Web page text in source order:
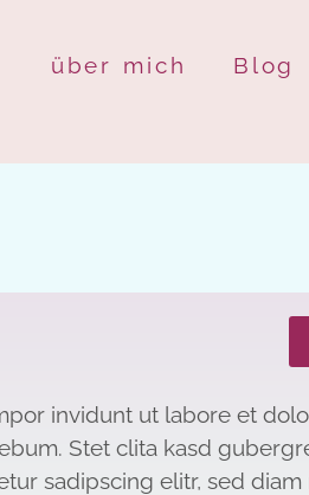
über mich Blog
invidunt ut labore et
Stet clita kasd
sadipscing elitr, sed